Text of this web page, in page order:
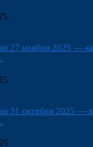
27 ноября 2025 —
31 октября 2025 —